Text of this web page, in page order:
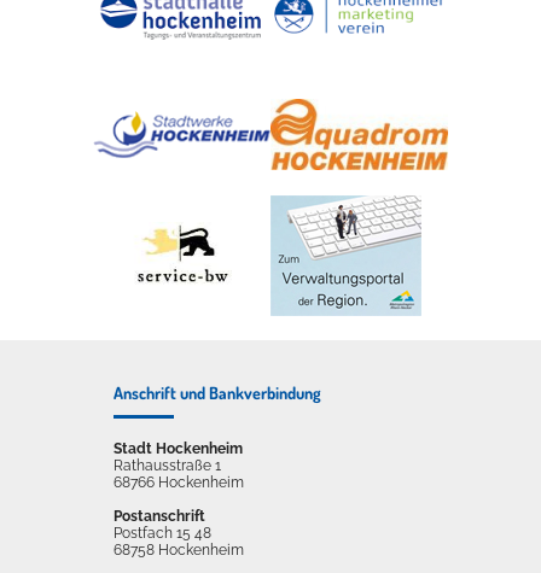
Anschrift und Bankverbindung
Stadt Hockenheim
Rathausstraße 1
68766 Hockenheim
Postanschrift
Postfach 15 48
68758 Hockenheim